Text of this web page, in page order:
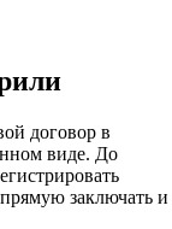
договор в
виде. До
заключать и